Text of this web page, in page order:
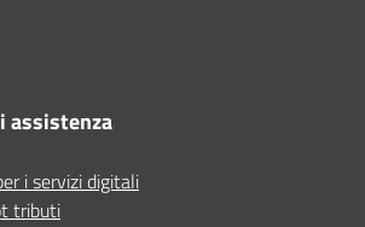
assistenza
i servizi digitali
tributi